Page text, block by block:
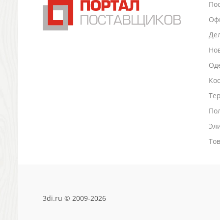
Промо
Антистрессы
Визитницы настольные
3di.ru © 2009-2026